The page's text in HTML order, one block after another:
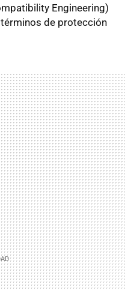
Engineering)
de protección